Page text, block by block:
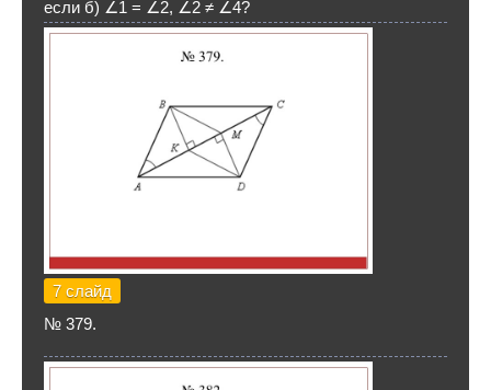
если б) ∠1 = ∠2, ∠2 ≠ ∠4?
7 слайд
№ 379.